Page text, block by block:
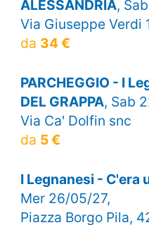
ALESSANDRIA,
Via Giuseppe Verdi
da 34 €
PARCHEGGIO - I
DEL GRAPPA, Sab
Via Ca' Dolfin snc
da 5 €
I Legnanesi - C'era
Mer 26/05/27,
Piazza Borgo Pila,